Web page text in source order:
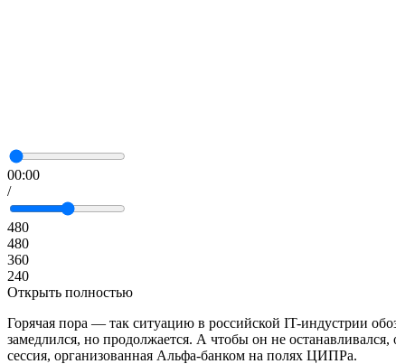
00:00
/
480
480
360
240
Открыть полностью
Горячая пора — так ситуацию в российской IT-индустрии
замедлился, но продолжается. А чтобы он не
сессия, организованная Альфа-банком на полях ЦИПРа.